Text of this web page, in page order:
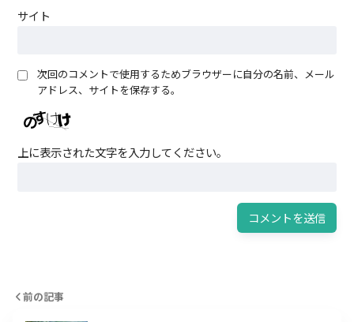
サイト
次回のコメントで使用するためブラウザーに自分の名前、メール
アドレス、サイトを保存する。
上に表示された文字を入力してください。
前の記事